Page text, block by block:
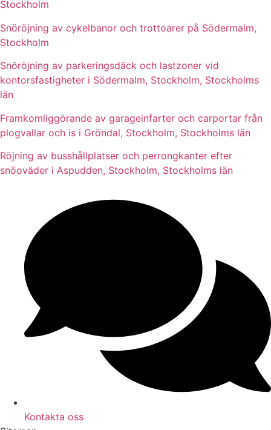
Stockholm
Snöröjning av cykelbanor och trottoarer på Södermalm,
Stockholm
Snöröjning av parkeringsdäck och lastzoner vid
kontorsfastigheter i Södermalm, Stockholm, Stockholms
län
Framkomliggörande av garageinfarter och carportar från
plogvallar och is i Gröndal, Stockholm, Stockholms län
Röjning av busshållplatser och perrongkanter efter
snöoväder i Aspudden, Stockholm, Stockholms län
Kontakta oss